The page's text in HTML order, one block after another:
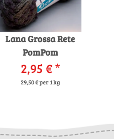
Lana Grossa Rete
PomPom
2,95 €*
29,50 € per 1 kg